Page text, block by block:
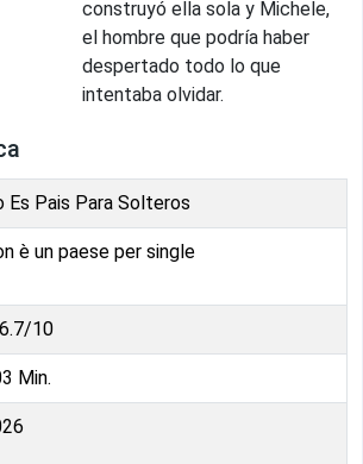
construyó ella sola y Michele,
el hombre que podría haber
despertado todo lo que
intentaba olvidar.
Es Pais Para Solteros
è un paese per single
6.7/10
Min.